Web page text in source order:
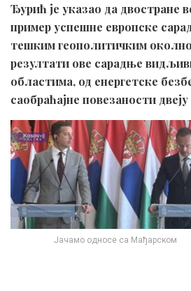
Ђурић је указао да двостране
пример успешне европске
тешким геополитичким
резултати ове сарадње
областима, од енергетске
саобраћајне повезаности
Јачамо односе са Мађарском